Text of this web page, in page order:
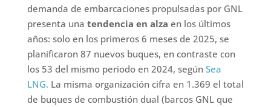
demanda de embarcaciones propulsadas por GNL
presenta una tendencia en alza en los últimos
años: solo en los primeros 6 meses de 2025, se
planificaron 87 nuevos buques, en contraste con
los 53 del mismo periodo en 2024, según Sea
LNG. La misma organización cifra en 1.369 el total
de buques de combustión dual (barcos GNL que